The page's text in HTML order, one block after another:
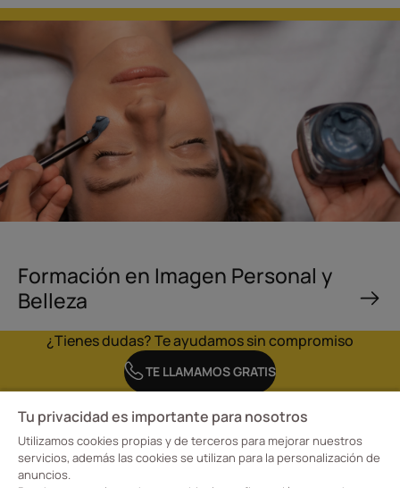
Formación en Imagen Personal y
Belleza
¿Tienes dudas? Te ayudamos sin compromiso
TE LLAMAMOS GRATIS
En la Escuela CreaDiseño, Escuela Profesional de Diseño Davante tenemos claro
Tu privacidad es importante para nosotros
Utilizamos cookies propias y de terceros para mejorar nuestros
servicios, además las cookies se utilizan para la personalización de
anuncios.